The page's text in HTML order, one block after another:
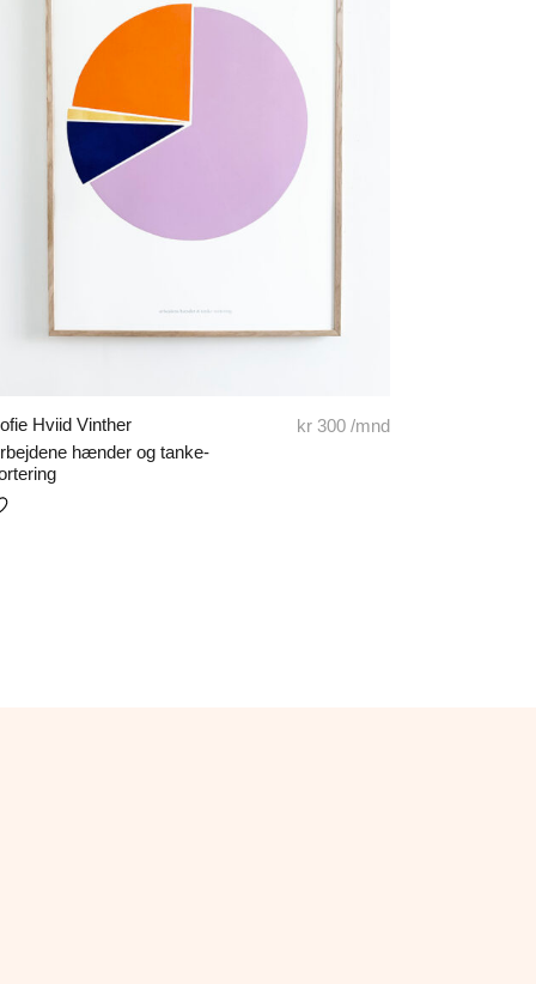
Hviid Vinther
hænder og tanke-
kr300/mnd